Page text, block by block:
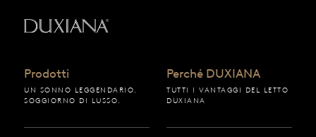
Torna all'inizio
Prodotti
UN SONNO LEGGENDARIO.
SOGGIORNO DI LUSSO.
Perché DUXIANA
TUTTI I VANTAGGI DEL LETTO
DUXIANA